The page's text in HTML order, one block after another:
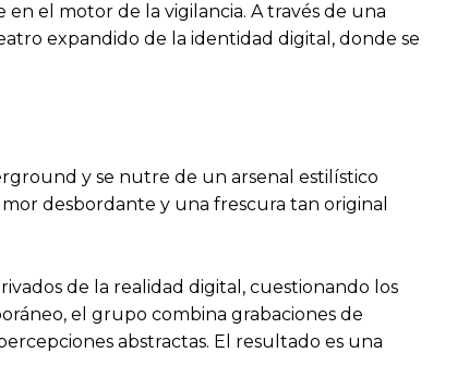
el motor de la vigilancia. A través de una
expandido de la identidad digital, donde se
y se nutre de un arsenal estilístico
desbordante y una frescura tan original
de la realidad digital, cuestionando los
el grupo combina grabaciones de
abstractas. El resultado es una